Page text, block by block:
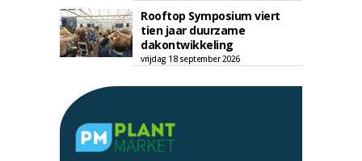
Rooftop Symposium viert
tien jaar duurzame
dakontwikkeling
vrijdag 18 september 2026